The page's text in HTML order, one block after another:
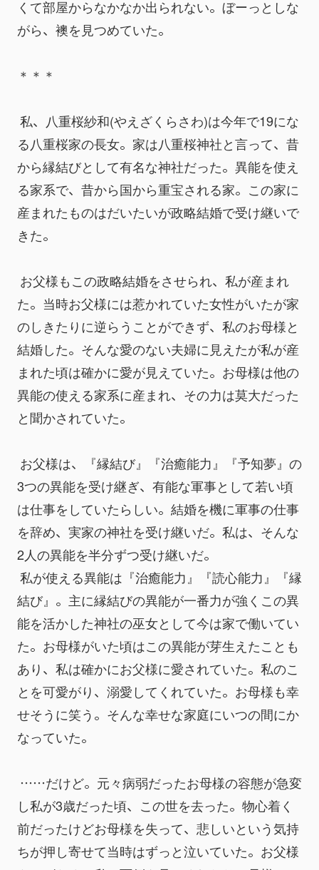
くて部屋からなかなか出られない。ぼーっとしな
がら、襖を見つめていた。
＊＊＊
私、八重桜紗和(やえざくらさわ)は今年で19にな
る八重桜家の長女。家は八重桜神社と言って、昔
から縁結びとして有名な神社だった。異能を使え
る家系で、昔から国から重宝される家。この家に
産まれたものはだいたいが政略結婚で受け継いで
きた。
お父様もこの政略結婚をさせられ、私が産まれ
た。当時お父様には惹かれていた女性がいたが家
のしきたりに逆らうことができず、私のお母様と
結婚した。そんな愛のない夫婦に見えたが私が産
まれた頃は確かに愛が見えていた。お母様は他の
異能の使える家系に産まれ、その力は莫大だった
と聞かされていた。
お父様は、『縁結び』『治癒能力』『予知夢』の
3つの異能を受け継ぎ、有能な軍事として若い頃
は仕事をしていたらしい。結婚を機に軍事の仕事
を辞め、実家の神社を受け継いだ。私は、そんな
2人の異能を半分ずつ受け継いだ。
私が使える異能は『治癒能力』『読心能力』『縁
結び』。主に縁結びの異能が一番力が強くこの異
能を活かした神社の巫女として今は家で働いてい
た。お母様がいた頃はこの異能が芽生えたことも
あり、私は確かにお父様に愛されていた。私のこ
とを可愛がり、溺愛してくれていた。お母様も幸
せそうに笑う。そんな幸せな家庭にいつの間にか
なっていた。
……だけど。元々病弱だったお母様の容態が急変
し私が3歳だった頃、この世を去った。物心着く
前だったけどお母様を失って、悲しいという気持
ちが押し寄せて当時はずっと泣いていた。お父様